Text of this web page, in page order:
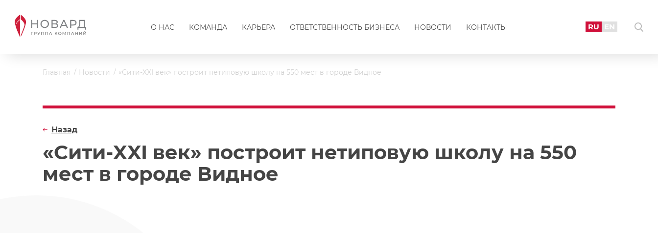
О НАС КОМАНДА КАРЬЕРА ОТВЕТСТВЕННОСТЬ БИЗНЕСА НОВОСТИ КОНТАКТЫ RU EN
Главная Новости «Сити-XXI век» построит нетиповую школу на 550 мест в городе Видное
«Сити-XXI век» построит нетиповую школу на 550
мест в городе Видное
Назад